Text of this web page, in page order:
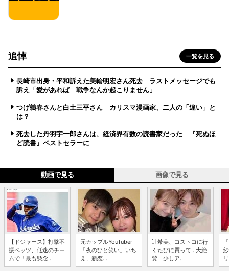
追悼 一覧を見る
長崎市出身・平和訴えた美輪明宏さん死去 ラストメッセージでも
訴え「愛があれば 戦争なんか起こりません」
つげ義春さんと白土三平さん カリスマ漫画家、二人の「違い」と
は？
死去した丹羽宇一郎さんは、経済界有数の読書家だった 『死ぬほ
ど読書』ベストセラーに
動画で見る 画像で見る
【ドジャース】打撃不
振ベッツ、低迷のチー
ムで「最も懸念...
元カップルYouTuber
「夜のひと笑い」いち
え、新恋...
辻希美、コストコに行
くたびに買って...大絶
賛 少しア...